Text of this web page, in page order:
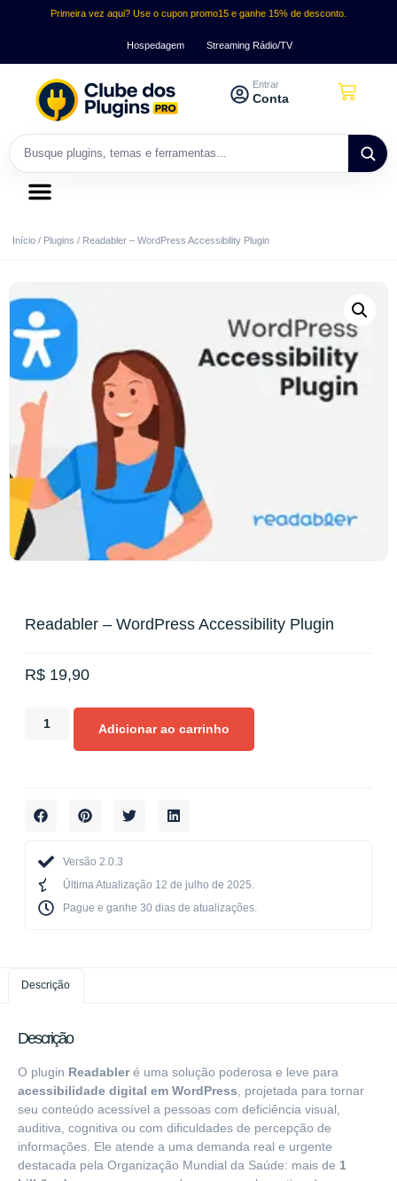
Primeira vez aqui? Use o cupon promo15 e ganhe 15% de desconto.
Hospedagem Streaming Rádio/TV
Entrar
Conta
Início / Plugins / Readabler – WordPress Accessibility Plugin
Readabler – WordPress Accessibility Plugin
R$ 19,90
Adicionar ao carrinho
Versão 2.0.3
Última Atualização 12 de julho de 2025.
Pague e ganhe 30 dias de atualizações.​
Descrição
Descrição
O plugin Readableré uma solução poderosa e leve para
acessibilidade digital em WordPress , projetada para tornar
seu conteúdo acessível a pessoas com deficiência visual,
auditiva, cognitiva ou com dificuldades de percepção de
informações. Ele atende a uma demanda real e urgente
destacada pela Organização Mundial da Saúde: mais de 1